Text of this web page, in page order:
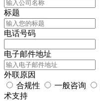
标题
电话号码
电子邮件地址
外联原因
合规性
一般咨询
术支持